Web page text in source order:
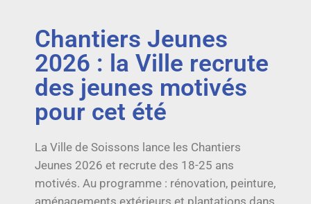
Chantiers Jeunes
2026 : la Ville recrute
des jeunes motivés
pour cet été
La Ville de Soissons lance les Chantiers
Jeunes 2026 et recrute des 18-25 ans
motivés. Au programme : rénovation, peinture,